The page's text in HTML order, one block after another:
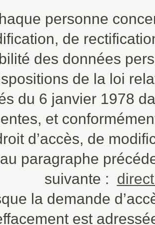
personne
de
des données
de la loi
du 6 janvier 1978
et
d’accès, de
paragraphe
suivante :
la demande
est